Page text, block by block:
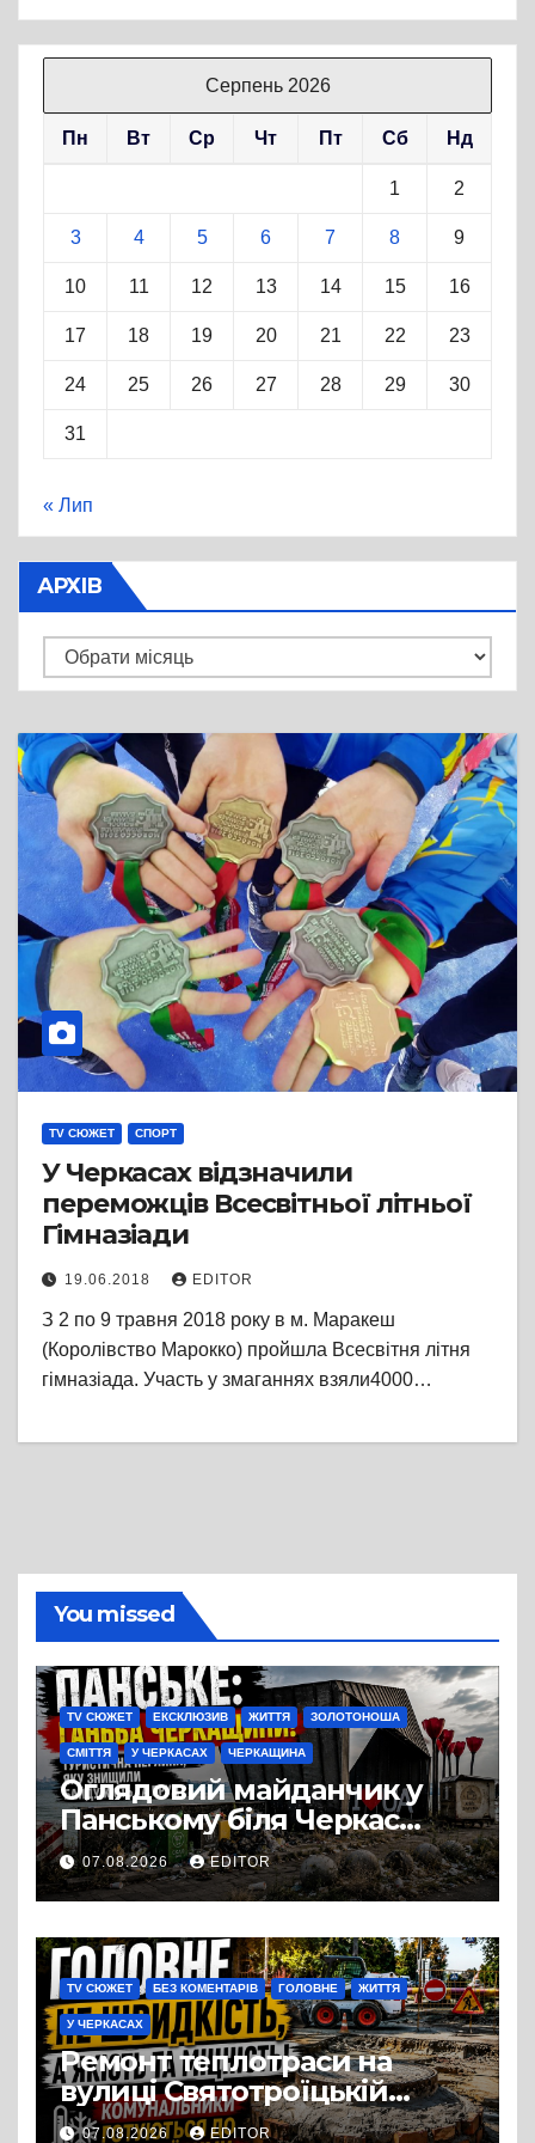
Серпень 2026
Пн Вт Ср Чт Пт Сб Нд
1 2
3 4 5 6 7 8 9
10 11 12 13 14 15 16
17 18 19 20 21 22 23
24 25 26 27 28 29 30
31
« Лип
АРХІВ
Архів
TV СЮЖЕТ СПОРТ
У Черкасах відзначили
переможців Всесвітньої літньої
Гімназіади
19.06.2018 EDITOR
З 2 по 9 травня 2018 року в м. Маракеш
(Королівство Марокко) пройшла Всесвітня літня
гімназіада. Участь у змаганнях взяли4000…
You missed
TV СЮЖЕТ ЕКСКЛЮЗИВ ЖИТТЯ ЗОЛОТОНОША
СМІТТЯ У ЧЕРКАСАХ ЧЕРКАЩИНА
Оглядовий майданчик у
Панському біля Черкас
перетворився на занедбане
сміттєзвалище
07.08.2026 EDITOR
TV СЮЖЕТ БЕЗ КОМЕНТАРІВ ГОЛОВНЕ ЖИТТЯ
У ЧЕРКАСАХ
Ремонт теплотраси на
вулиці Святотроїцькій
затягнувся порівняно із
07.08.2026 EDITOR